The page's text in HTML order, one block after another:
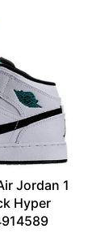
Jordan 1
Hyper